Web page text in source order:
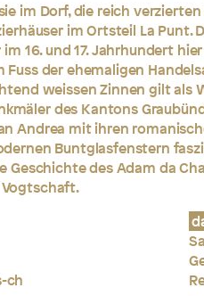
im Dorf, die reich
im Ortsteil La Punt.
16. und 17. Jahrhundert
der ehemaligen
weissen Zinnen gilt als
des Kantons
Andrea mit ihren
Buntglasfenstern
Geschichte des Adam da
ch